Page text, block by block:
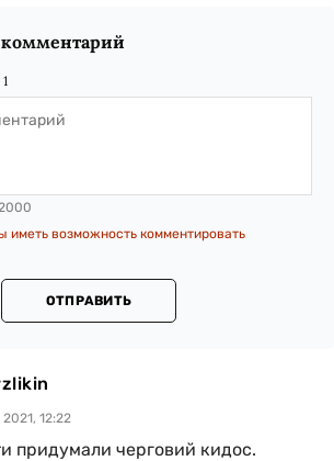
комментарий
1
2000
иметь возможность комментировать
ОТПРАВИТЬ
12:22
придумали черговий кидос.